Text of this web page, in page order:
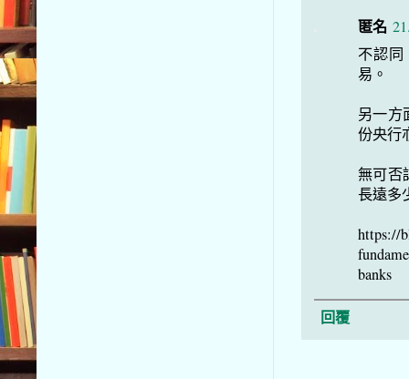
匿名
不認
易。
另一方
份央行
無可否
長遠多
https://
banks
回覆